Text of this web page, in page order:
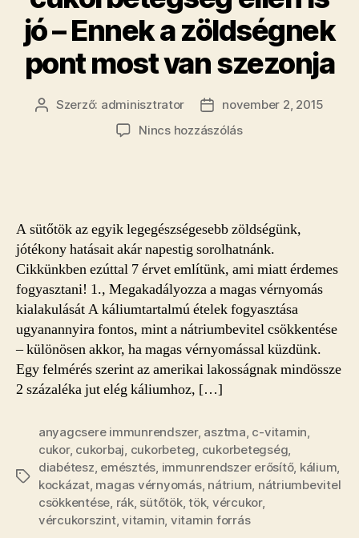
jó – Ennek a zöldségnek
pont most van szezonja
Bejegyzés
Szerző: adminisztrator
Bejegyzés
dátuma
november 2, 2015
Nincs hozzászólása(z)
is
jó
–
Ennek
a
zöldségnek
pont
most
van
A sütőtök az egyik legegészségesebb zöldségünk,
jótékony hatásait akár napestig sorolhatnánk.
Cikkünkben ezúttal 7 érvet említünk, ami miatt érdemes
fogyasztani! 1., Megakadályozza a magas vérnyomás
kialakulását A káliumtartalmú ételek fogyasztása
ugyanannyira fontos, mint a nátriumbevitel csökkentése
– különösen akkor, ha magas vérnyomással küzdünk.
Egy felmérés szerint az amerikai lakosságnak mindössze
2 százaléka jut elég káliumhoz, […]
Címkék
anyagcsere immunrendszer, asztma c-vitamin
cukor, cukorbaj cukorbeteg cukorbetegség
diabétesz emésztés immunrendszer erősítő, kálium
kockázat, magas vérnyomás, nátrium nátriumbevitel
csökkentése rák, sütőtök,tök, vércukor,
vércukorszint,vitamin vitamin forrás